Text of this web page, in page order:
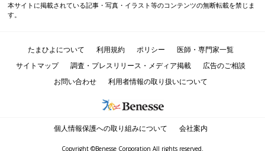
本サイトに掲載されている記事・写真・イラスト等のコンテンツの無断転載を禁じま
す。
たまひよについて 利用規約 ポリシー
医師・専門家一覧
サイトマップ
調査・プレスリリース・メディア掲載
広告のご相談
お問い合わせ
利用者情報の取り扱いについて
個人情報保護への取り組みについて 会社案内
Copyright ©Benesse Corporation All rights reserved.